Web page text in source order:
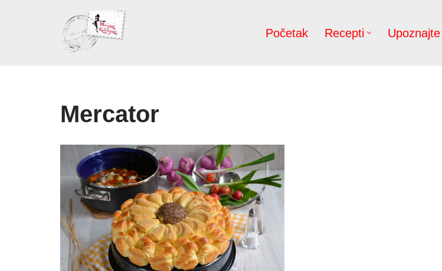
Početak Recepti
Mercator